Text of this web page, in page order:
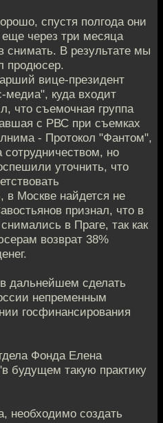
спустя полгода они
через три месяца
снимать. В результате мы
продюсер.
вице-президент
куда входит
что съемочная группа
с РВС при съемках
- Протокол "Фантом",
сотрудничеством, но
уточнить, что
Москве найдется не
признал, что в
в Праге, так как
возврат 38%
дальнейшем сделать
непременным
госфинансирования
Фонда Елена
будущем такую практику
необходимо создать